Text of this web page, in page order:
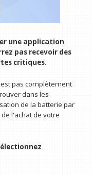
une application
pas recevoir des
critiques.
pas complètement
dans les
de la batterie par
l'achat de votre